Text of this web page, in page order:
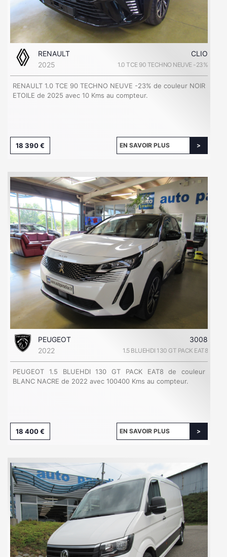
RENAULT
CLIO
2025
1.0 TCE 90 TECHNO NEUVE -23%
RENAULT 1.0 TCE 90 TECHNO NEUVE -23% de couleur NOIR
ETOILE de 2025 avec 10 Kms au compteur.
18 390 € EN SAVOIR PLUS
PEUGEOT
3008
2022
1.5 BLUEHDI 130 GT PACK EAT8
PEUGEOT 1.5 BLUEHDI 130 GT PACK EAT8 de couleur
BLANC NACRE de 2022 avec 100400 Kms au compteur.
18 400 € EN SAVOIR PLUS